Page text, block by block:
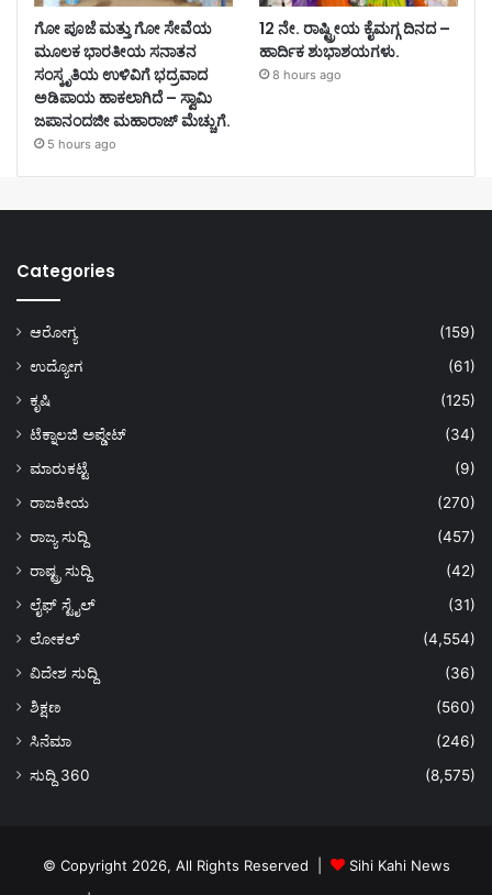
ಗೋ ಪೂಜೆ ಮತ್ತು ಗೋ ಸೇವೆಯ
ಮೂಲಕ ಭಾರತೀಯ ಸನಾತನ
ಸಂಸ್ಕೃತಿಯ ಉಳಿವಿಗೆ ಭದ್ರವಾದ
ಅಡಿಪಾಯ ಹಾಕಲಾಗಿದೆ – ಸ್ವಾಮಿ
ಜಪಾನಂದಜೀ ಮಹಾರಾಜ್ ಮೆಚ್ಚುಗೆ.
5 hours ago
12 ನೇ. ರಾಷ್ಟ್ರೀಯ ಕೈಮಗ್ಗ ದಿನದ –
ಹಾರ್ದಿಕ ಶುಭಾಶಯಗಳು.
8 hours ago
Categories
ಆರೋಗ್ಯ
(159)
ಉದ್ಯೋಗ
(61)
ಕೃಷಿ
(125)
ಟೆಕ್ನಾಲಜಿ ಅಪ್ಡೇಟ್
(34)
ಮಾರುಕಟ್ಟೆ
(9)
ರಾಜಕೀಯ
(270)
ರಾಜ್ಯ ಸುದ್ದಿ
(457)
ರಾಷ್ಟ್ರ ಸುದ್ದಿ
(42)
ಲೈಫ್ ಸ್ಟೈಲ್
(31)
ಲೋಕಲ್
(4,554)
ವಿದೇಶ ಸುದ್ದಿ
(36)
ಶಿಕ್ಷಣ
(560)
ಸಿನೆಮಾ
(246)
ಸುದ್ದಿ 360
(8,575)
© Copyright 2026, All Rights Reserved |
Sihi Kahi News